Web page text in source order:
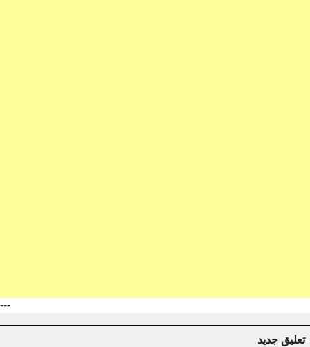
---
تعليق جديد